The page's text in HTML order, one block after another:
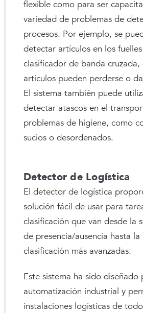
flexible como para ser
variedad de problemas de
procesos. Por ejemplo, se
detectar artículos en los
clasificador de banda
artículos pueden perderse o
El sistema también puede
detectar atascos en el
problemas de higiene, como
sucios o desordenados.
Detector de Logística
El detector de logística
solución fácil de usar para
clasificación que van desde la
de presencia/ausencia hasta
clasificación más avanzadas.
Este sistema ha sido diseñado
automatización industrial y
instalaciones logísticas de